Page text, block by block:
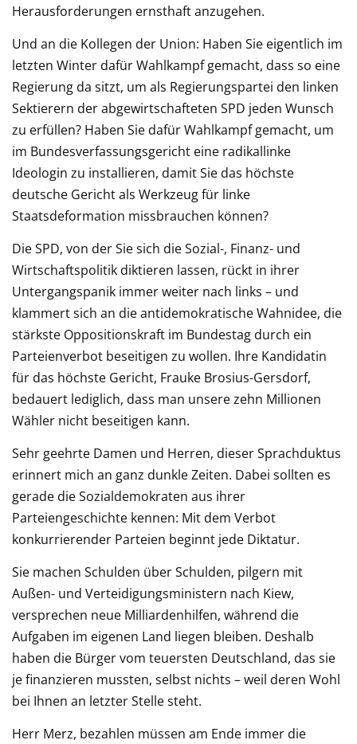
Herausforderungen ernsthaft anzugehen.
Und an die Kollegen der Union: Haben Sie eigentlich im
letzten Winter dafür Wahlkampf gemacht, dass so eine
Regierung da sitzt, um als Regierungspartei den linken
Sektierern der abgewirtschafteten SPD jeden Wunsch
zu erfüllen? Haben Sie dafür Wahlkampf gemacht, um
im Bundesverfassungsgericht eine radikallinke
Ideologin zu installieren, damit Sie das höchste
deutsche Gericht als Werkzeug für linke
Staatsdeformation missbrauchen können?
Die SPD, von der Sie sich die Sozial-, Finanz- und
Wirtschaftspolitik diktieren lassen, rückt in ihrer
Untergangspanik immer weiter nach links – und
klammert sich an die antidemokratische Wahnidee, die
stärkste Oppositionskraft im Bundestag durch ein
Parteienverbot beseitigen zu wollen. Ihre Kandidatin
für das höchste Gericht, Frauke Brosius-Gersdorf,
bedauert lediglich, dass man unsere zehn Millionen
Wähler nicht beseitigen kann.
Sehr geehrte Damen und Herren, dieser Sprachduktus
erinnert mich an ganz dunkle Zeiten. Dabei sollten es
gerade die Sozialdemokraten aus ihrer
Parteiengeschichte kennen: Mit dem Verbot
konkurrierender Parteien beginnt jede Diktatur.
Sie machen Schulden über Schulden, pilgern mit
Außen- und Verteidigungsministern nach Kiew,
versprechen neue Milliardenhilfen, während die
Aufgaben im eigenen Land liegen bleiben. Deshalb
haben die Bürger vom teuersten Deutschland, das sie
je finanzieren mussten, selbst nichts – weil deren Wohl
bei Ihnen an letzter Stelle steht.
Herr Merz, bezahlen müssen am Ende immer die